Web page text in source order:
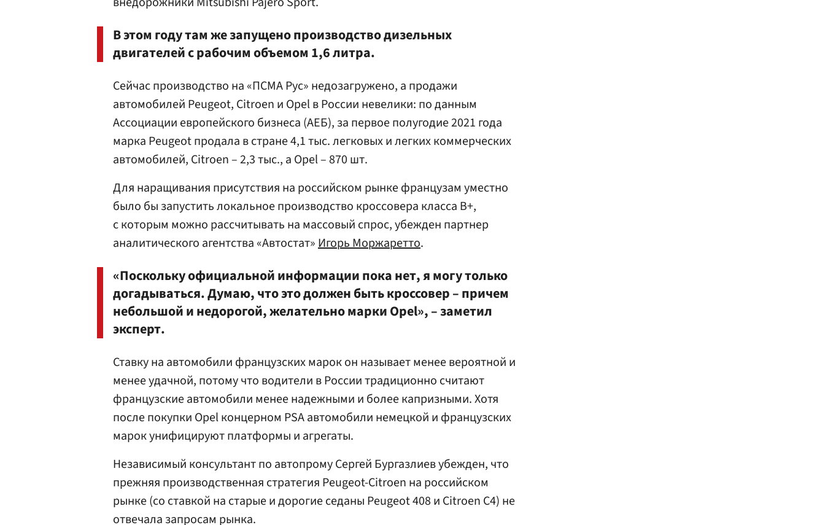
В этом году там же запущено производство дизельных
двигателей с рабочим объемом 1,6 литра.
Сейчас производство на «ПСМА Рус» недозагружено, а продажи
автомобилей Peugeot, Citroen и Opel в России невелики: по данным
Ассоциации европейского бизнеса (АЕБ), за первое полугодие 2021 года
марка Peugeot продала в стране 4,1 тыс. легковых и легких коммерческих
автомобилей, Citroen – 2,3 тыс., а Opel – 870 шт.
Для наращивания присутствия на российском рынке французам уместно
было бы запустить локальное производство кроссовера класса B+,
с которым можно рассчитывать на массовый спрос, убежден партнер
аналитического агентства «Автостат»Игорь Моржаретто.
«Поскольку официальной информации пока нет, я могу только
догадываться. Думаю, что это должен быть кроссовер – причем
небольшой и недорогой, желательно марки Opel», – заметил
эксперт.
Ставку на автомобили французских марок он называет менее вероятной и
менее удачной, потому что водители в России традиционно считают
французские автомобили менее надежными и более капризными. Хотя
после покупки Opel концерном PSA автомобили немецкой и французских
марок унифицируют платформы и агрегаты.
Независимый консультант по автопрому Сергей Бургазлиев убежден, что
прежняя производственная стратегия Peugeot-Citroen на российском
рынке (со ставкой на старые и дорогие седаны Peugeot 408 и Citroen C4) не
отвечала запросам рынка.